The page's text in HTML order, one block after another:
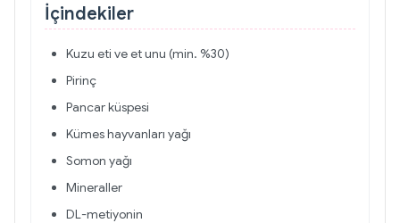
İçindekiler
Kuzu eti ve et unu (min. %30)
Pirinç
Pancar küspesi
Kümes hayvanları yağı
Somon yağı
Mineraller
DL-metiyonin